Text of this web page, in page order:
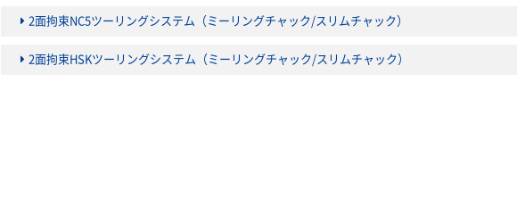
2面拘束NC5ツーリングシステム（ミーリングチャック/スリムチャック）
2面拘束HSKツーリングシステム（ミーリングチャック/スリムチャック）